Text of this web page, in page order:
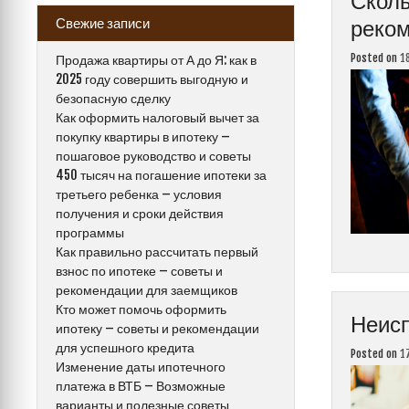
Posted on
Posted on
Свежие записи
Продажа квартиры от А до Я: как в
2025 году совершить выгодную и
безопасную сделку
Как оформить налоговый вычет за
покупку квартиры в ипотеку –
пошаговое руководство и советы
450 тысяч на погашение ипотеки за
третьего ребенка – условия
получения и сроки действия
программы
Как правильно рассчитать первый
взнос по ипотеке – советы и
рекомендации для заемщиков
Кто может помочь оформить
ипотеку – советы и рекомендации
для успешного кредита
Изменение даты ипотечного
платежа в ВТБ – Возможные
варианты и полезные советы